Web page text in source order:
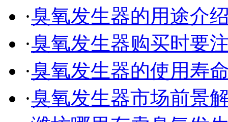
·臭氧发生器的用途介
·臭氧发生器购买时要
·臭氧发生器的使用寿
·臭氧发生器市场前景